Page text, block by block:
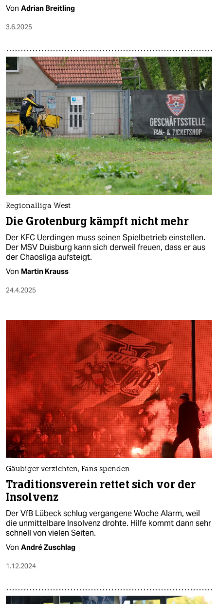
Von Adrian Breitling
3.6.2025
Regionalliga West
Die Grotenburg kämpft nicht mehr
Der KFC Uerdingen muss seinen Spielbetrieb einstellen.
Der MSV Duisburg kann sich derweil freuen, dass er aus
der Chaosliga aufsteigt.
Von Martin Krauss
24.4.2025
Gäubiger verzichten, Fans spenden
Traditionsverein rettet sich vor der
Insolvenz
Der VfB Lübeck schlug vergangene Woche Alarm, weil
die unmittelbare Insolvenz drohte. Hilfe kommt dann sehr
schnell von vielen Seiten.
Von André Zuschlag
1.12.2024